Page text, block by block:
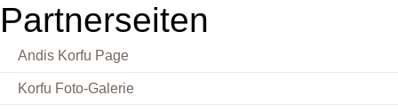
Partnerseiten
Andis Korfu Page
Korfu Foto-Galerie